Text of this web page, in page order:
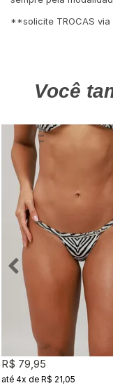
**solicite TROCAS via
Você
R$ 79,95
4x de R$ 21,05